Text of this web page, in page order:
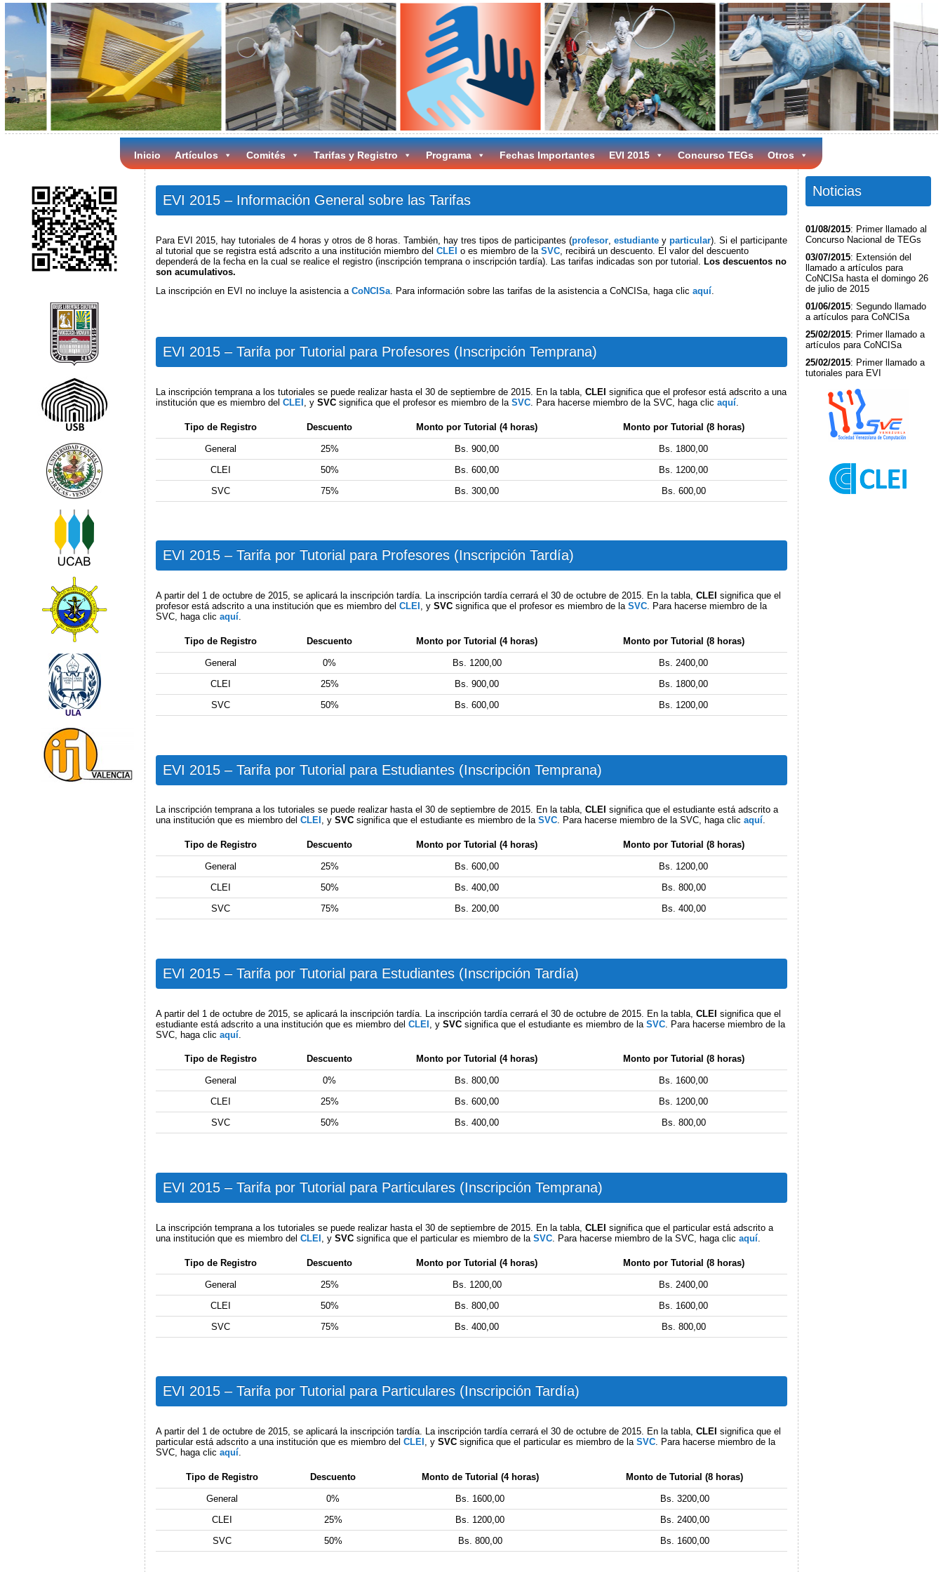
Inicio Artículos Comités Tarifas y Registro Programa Fechas Importantes EVI 2015 Concurso TEGs Otros
EVI 2015 – Información General sobre las Tarifas
Para EVI 2015, hay tutoriales de 4 horas y otros de 8 horas. También, hay tres tipos de participantes (profesor, estudiantey particular). Si el participante
al tutorial que se registra está adscrito a una institución miembro del CLEI o es miembro de la SVC, recibirá un descuento. El valor del descuento
dependerá de la fecha en la cual se realice el registro (inscripción temprana o inscripción tardía). Las tarifas indicadas son por tutorial. Los descuentos no
son acumulativos.
La inscripción en EVI no incluye la asistencia a CoNCISa. Para información sobre las tarifas de la asistencia a CoNCISa, haga clic aquí.
EVI 2015 – Tarifa por Tutorial para Profesores (Inscripción Temprana)
La inscripción temprana a los tutoriales se puede realizar hasta el 30 de septiembre de 2015. En la tabla, CLEI significa que el profesor está adscrito a una
institución que es miembro del CLEI , y SVCsignifica que el profesor es miembro de la SVC. Para hacerse miembro de la SVC, haga clic aquí.
Tipo de Registro Descuento Monto por Tutorial (4 horas) Monto por Tutorial (8 horas)
General 25% Bs. 900,00
Bs. 1800,00
CLEI
50% Bs. 600,00
Bs. 1200,00
SVC
75% Bs. 300,00 Bs. 600,00
EVI 2015 – Tarifa por Tutorial para Profesores (Inscripción Tardía)
A partir del 1 de octubre de 2015, se aplicará la inscripción tardía. La inscripción tardía cerrará el 30 de octubre de 2015. En la tabla, CLEI significa que el
profesor está adscrito a una institución que es miembro del CLEI , y SVCsignifica que el profesor es miembro de la SVC. Para hacerse miembro de la
SVC, haga clic aquí.
Tipo de Registro Descuento Monto por Tutorial (4 horas) Monto por Tutorial (8 horas)
General 0% Bs. 1200,00
Bs. 2400,00
CLEI
25% Bs. 900,00
Bs. 1800,00
SVC
50% Bs. 600,00 Bs. 1200,00
EVI 2015 – Tarifa por Tutorial para Estudiantes (Inscripción Temprana)
La inscripción temprana a los tutoriales se puede realizar hasta el 30 de septiembre de 2015. En la tabla, CLEI significa que el estudiante está adscrito a
una institución que es miembro del CLEI , y SVCsignifica que el estudiante es miembro de la SVC. Para hacerse miembro de la SVC, haga clic aquí.
Tipo de Registro Descuento Monto por Tutorial (4 horas) Monto por Tutorial (8 horas)
General 25% Bs. 600,00
Bs. 1200,00
CLEI
50% Bs. 400,00
Bs. 800,00
SVC
75% Bs. 200,00 Bs. 400,00
EVI 2015 – Tarifa por Tutorial para Estudiantes (Inscripción Tardía)
A partir del 1 de octubre de 2015, se aplicará la inscripción tardía. La inscripción tardía cerrará el 30 de octubre de 2015. En la tabla, CLEI significa que el
estudiante está adscrito a una institución que es miembro del CLEI , y SVCsignifica que el estudiante es miembro de la SVC. Para hacerse miembro de la
SVC, haga clic aquí.
Tipo de Registro Descuento Monto por Tutorial (4 horas) Monto por Tutorial (8 horas)
General 0% Bs. 800,00
Bs. 1600,00
CLEI
25% Bs. 600,00
Bs. 1200,00
SVC
50% Bs. 400,00 Bs. 800,00
EVI 2015 – Tarifa por Tutorial para Particulares (Inscripción Temprana)
La inscripción temprana a los tutoriales se puede realizar hasta el 30 de septiembre de 2015. En la tabla, CLEI significa que el particular está adscrito a
una institución que es miembro del CLEI , y SVCsignifica que el particular es miembro de la SVC. Para hacerse miembro de la SVC, haga clic aquí.
Tipo de Registro Descuento Monto por Tutorial (4 horas) Monto por Tutorial (8 horas)
General 25% Bs. 1200,00
Bs. 2400,00
CLEI
50% Bs. 800,00
Bs. 1600,00
SVC
75% Bs. 400,00 Bs. 800,00
EVI 2015 – Tarifa por Tutorial para Particulares (Inscripción Tardía)
A partir del 1 de octubre de 2015, se aplicará la inscripción tardía. La inscripción tardía cerrará el 30 de octubre de 2015. En la tabla, CLEI significa que el
particular está adscrito a una institución que es miembro del CLEI , y SVCsignifica que el particular es miembro de la SVC. Para hacerse miembro de la
SVC, haga clic aquí.
Tipo de Registro Descuento Monto de Tutorial (4 horas) Monto de Tutorial (8 horas)
General 0% Bs. 1600,00
Bs. 3200,00
CLEI
25% Bs. 1200,00
Bs. 2400,00
SVC
50% Bs. 800,00 Bs. 1600,00
Noticias
01/08/2015: Primer llamado al
Concurso Nacional de TEGs
03/07/2015: Extensión del
llamado a artículos para
CoNCISa hasta el domingo 26
de julio de 2015
01/06/2015: Segundo llamado
a artículos para CoNCISa
25/02/2015: Primer llamado a
artículos para CoNCISa
25/02/2015: Primer llamado a
tutoriales para EVI